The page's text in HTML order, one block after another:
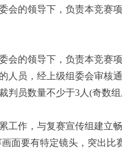
会的领导下，负责本竞赛
的领导下，负责本竞赛项
人员，经上级组委会审
员数量不少于3人(奇数
工作，与复赛宣传组建立
面要有特定镜头，突出